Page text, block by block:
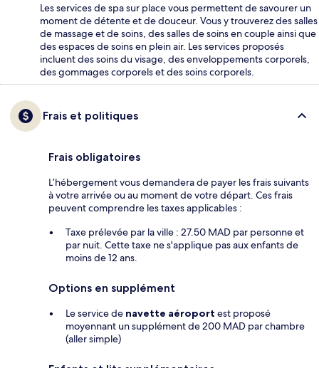
Les services de spa sur place vous permettent de savourer un
moment de détente et de douceur. Vous y trouverez des salles
de massage et de soins, des salles de soins en couple ainsi que
des espaces de soins en plein air. Les services proposés
incluent des soins du visage, des enveloppements corporels,
des gommages corporels et des soins corporels.
Frais et politiques
Frais obligatoires
L’hébergement vous demandera de payer les frais suivants
à votre arrivée ou au moment de votre départ. Ces frais
peuvent comprendre les taxes applicables :
Taxe prélevée par la ville : 27.50 MAD par personne et
par nuit. Cette taxe ne s'applique pas aux enfants de
moins de 12 ans.
Options en supplément
Le service de navette aéroport est proposé
moyennant un supplément de 200 MAD par chambre
(aller simple)